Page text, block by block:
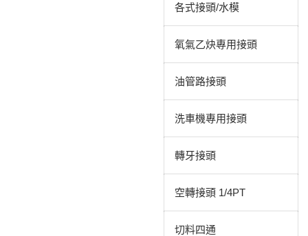
各式接頭/水模
氧氣乙炔專用接頭
油管路接頭
洗車機專用接頭
轉牙接頭
空轉接頭 1/4PT
切料四通